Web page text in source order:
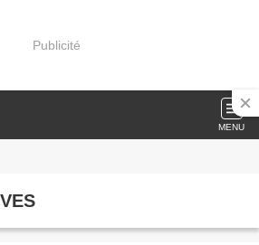
Publicité
MENU